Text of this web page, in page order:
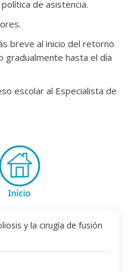
de asistencia.
breve al inicio del retorno
gradualmente hasta el día
escolar al Especialista de
y la cirugía de fusión